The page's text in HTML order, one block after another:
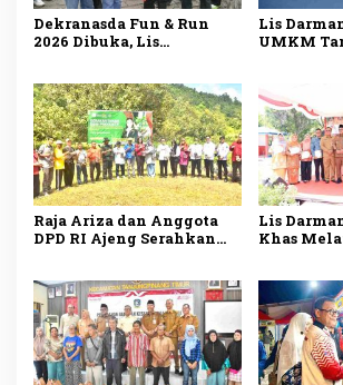
Dekranasda Fun & Run
2026 Dibuka, Lis
Naik Kelas
Lis
UMKM
Pasar
Raja Ariza dan Anggota
DPD RI Ajeng Serahkan
Tanjungpinang
Lis
Khas